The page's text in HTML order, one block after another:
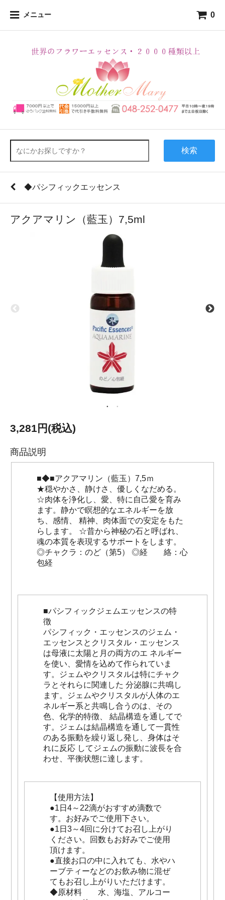
メニュー 0
検索
◆パシフィックエッセンス
アクアマリン（藍玉）7,5ml
3,281円(税込)
商品説明
■◆■アクアマリン（藍玉）7,5ｍ
★穏やかさ、静けさ、優しくなだめる。
☆肉体を浄化し、愛、特に自己愛を育み
ます。静かで瞑想的なエネルギーを放
ち、感情、 精神、肉体面での安定をもた
らします。 ☆昔から神秘の石と呼ばれ、
魂の本質を表現するサポートをします。
◎チャクラ：のど（第5） ◎経 絡：心
包経
■パシフィックジェムエッセンスの特
徴
パシフィック・エッセンスのジェム・
エッセンスとクリスタル・エッセンス
は母液に太陽と月の両方のエ ネルギー
を使い、愛情を込めて作られていま
す。ジェムやクリスタルは特にチャク
ラとそれらに関連した 分泌腺に共鳴し
ます。ジェムやクリスタルが人体のエ
ネルギー系と共鳴し合うのは、その
色、化学的特徴、 結晶構造を通してで
す。ジェムは結晶構造を通して一貫性
のある振動を繰り返し発し、身体はそ
れに反応 してジェムの振動に波長を合
わせ、平衡状態に達します。
【使用方法】
●1日4～22滴がおすすめ滴数で
す。お好みでご使用下さい。
●1日3～4回に分けてお召し上がり
ください。回数もお好みでご使用
頂けます。
●直接お口の中に入れても、水やハ
ーブティーなどのお飲み物に混ぜ
てもお召し上がりいただけます。
◆原材料 水、海塩、アルコー